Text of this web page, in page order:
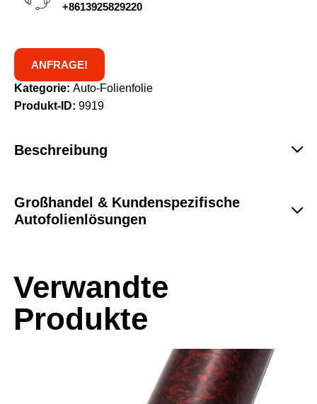
+8613925829220
ANFRAGE!
Kategorie: Auto-Folienfolie
Produkt-ID: 9919
Beschreibung
Großhandel & Kundenspezifische
Autofolienlösungen
Verwandte
Produkte